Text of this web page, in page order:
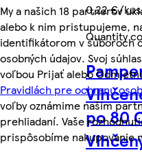
My a našich 18 partnerov
alebo k nim pristupujeme,
identifikátorom v súboroch
osobných údajov. Svoj
voľbou Prijať alebo
Pravidlách pre ochranu
voľby oznámime našim
prehliadaní. Vaše
prispôsobíme nakupovanie
0,22 €/kus
Quantity
po 80